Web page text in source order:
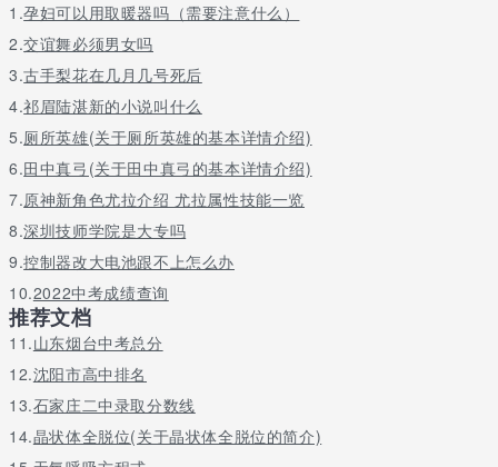
2、报名时间：从即日起，到各专业名额报满为止。
3、新生开校报到时请带好户口本、本人身份证原件，相关困难证明
及交费收据。
广东电力工业职业技术学校比较好的专业：电厂及变电站电气运
行、电厂热力设备运行、供用电技术、继电保护及自动装置维护与
调试、电力营销、输配电线路施工检修与运行、电气技术应用、计
算机网络技术。
景点推荐：海心沙位于珠江和新中轴线的交汇处(纬度23.1，经度
113.3)，以繁华的城市中心为背景，在白云珠水间拔地而起，作为
举办第16届亚运会开闭幕式的场馆，聚焦了全世界的目光。海心沙
占地面积约17万平方米，东西长960米，南北宽250米，就象一艘
扬帆起航的巨轮，承载着广东人民的务实和拼搏精神，充满热情地
驶向远洋。居水而美的海心沙亚运公园，继承和弘扬着亚运文化和
体育精神，为广州城市发展和精神文明建设增添了一道亮丽的风
景。海心沙亚运公园拥有独立的区域空间划分，东眺珠水，西邻二
沙，南靠广州塔，北望cbd，地理优势得天独厚，人文景观独一无
二。园区内主要景点有城市之心、百万花海、星光大道、音乐喷
1.孕妇可以用取暖器吗（需要注意什么）
2.交谊舞必须男女吗
3.古手梨花在几月几号死后
4.祁眉陆湛新的小说叫什么
5.厕所英雄(关于厕所英雄的基本详情介绍)
6.田中真弓(关于田中真弓的基本详情介绍)
7.原神新角色尤拉介绍 尤拉属性技能一览
8.深圳技师学院是大专吗
9.控制器改大电池跟不上怎么办
10.2022中考成绩查询
推荐文档
11.山东烟台中考总分
12.沈阳市高中排名
13.石家庄二中录取分数线
14.晶状体全脱位(关于晶状体全脱位的简介)